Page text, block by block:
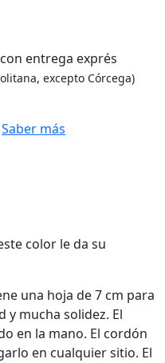
entrega exprés
excepto Córcega)
Saber más
color le da su
una hoja de 7 cm para
y mucha solidez. El
en la mano. El cordón
en cualquier sitio. El